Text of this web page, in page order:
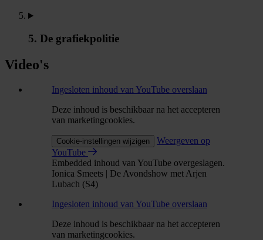
5. De grafiekpolitie
Video's
Ingesloten inhoud van YouTube overslaan
Deze inhoud is beschikbaar na het accepteren
van marketingcookies.
Cookie-instellingen wijzigen
Weergeven op
YouTube
Embedded inhoud van YouTube overgeslagen.
Ionica Smeets | De Avondshow met Arjen
Lubach (S4)
Ingesloten inhoud van YouTube overslaan
Deze inhoud is beschikbaar na het accepteren
van marketingcookies.